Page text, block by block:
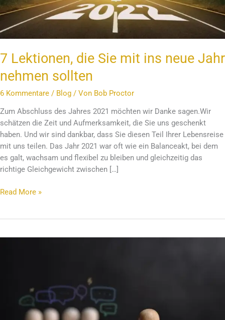
7 Lektionen, die Sie mit ins neue Jahr
nehmen sollten
6 Kommentare / Blog / Von Bob Proctor
Zum Abschluss des Jahres 2021 möchten wir Danke sagen.Wir
schätzen die Zeit und Aufmerksamkeit, die Sie uns geschenkt
haben. Und wir sind dankbar, dass Sie diesen Teil Ihrer Lebensreise
mit uns teilen. Das Jahr 2021 war oft wie ein Balanceakt, bei dem
es galt, wachsam und flexibel zu bleiben und gleichzeitig das
richtige Gleichgewicht zwischen […]
Jahr
nehmen
sollten
Read More »
sagen